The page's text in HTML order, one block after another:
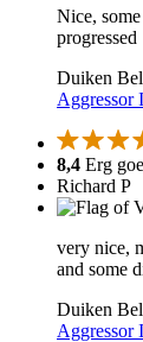
Nice,
progressed
Duiken
Aggressor
8,4 Erg
Richard P
very nice,
and some
Duiken
Aggressor